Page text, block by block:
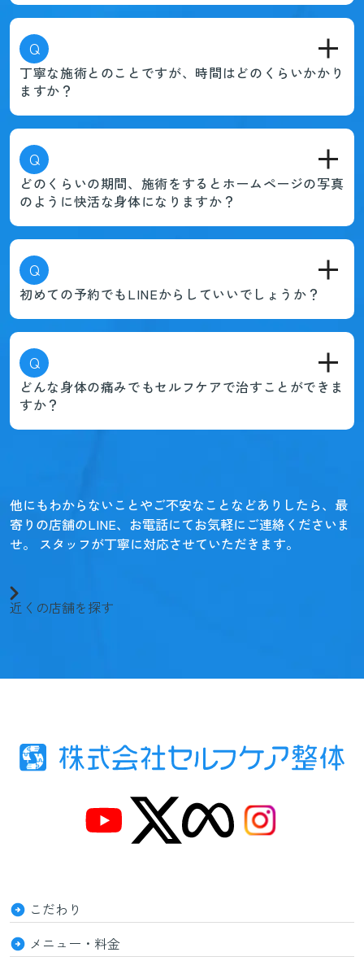
Q
丁寧な施術とのことですが、時間はどのくらいかかり
ますか？
Q
どのくらいの期間、施術をするとホームページの写真
のように快活な身体になりますか？
Q
初めての予約でもLINEからしていいでしょうか？
Q
どんな身体の痛みでもセルフケアで治すことができま
すか？
他にもわからないことやご不安なことなどありしたら、 最
寄りの店舗のLINE、お電話にてお気軽にご連絡くださいま
せ。
スタッフが丁寧に対応させていただきます。
近くの店舗を探す
こだわり
メニュー・料金